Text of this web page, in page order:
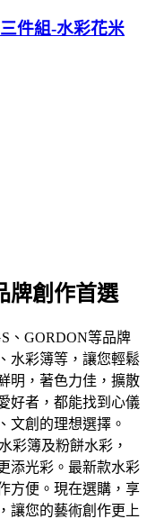
件組-水彩花米
牌創作首選
、GORDON等品牌
水彩簿等，讓您輕鬆
明，著色力佳，擴散
好者，都能找到心儀
文創的理想選擇。
彩簿及粉餅水彩，
添光彩。最新款水彩
方便。現在選購，享
讓您的藝術創作更上